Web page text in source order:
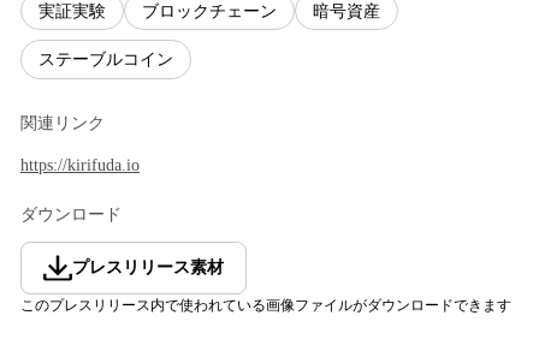
実証実験 ブロックチェーン 暗号資産
ステーブルコイン
関連リンク
https://kirifuda.io
ダウンロード
プレスリリース素材
このプレスリリース内で使われている画像ファイルがダウンロードできます